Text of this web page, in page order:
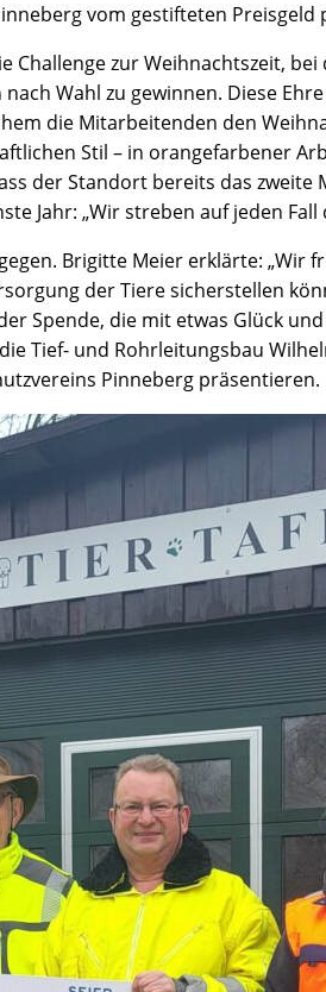
vom gestifteten
Challenge zur Weihnachtszeit,
Wahl zu gewinnen. Diese
die Mitarbeitenden den
Stil – in orangefarbener
der Standort bereits das zweite
Jahr: „Wir streben auf jeden Fall
Brigitte Meier erklärte:
der Tiere sicherstellen
Spende, die mit etwas Glück
Tief- und Rohrleitungsbau
Pinneberg präsentieren.